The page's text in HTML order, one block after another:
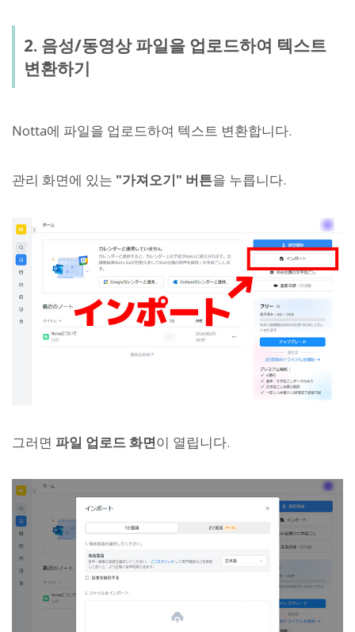
2. 음성/동영상 파일을 업로드하여 텍스트
변환하기
Notta에 파일을 업로드하여 텍스트 변환합니다.
관리 화면에 있는 "가져오기" 버튼을 누릅니다.
그러면 파일 업로드 화면이 열립니다.